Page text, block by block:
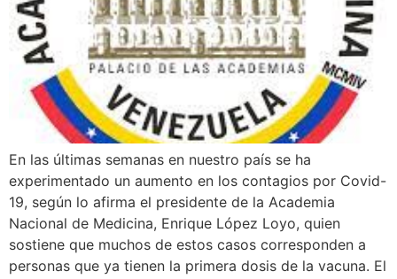
En las últimas semanas en nuestro país se ha
experimentado un aumento en los contagios por Covid-
19, según lo afirma el presidente de la Academia
Nacional de Medicina, Enrique López Loyo, quien
sostiene que muchos de estos casos corresponden a
personas que ya tienen la primera dosis de la vacuna. El